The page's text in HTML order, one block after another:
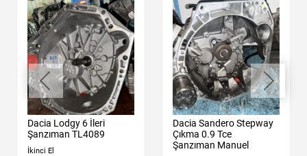
Dacia Lodgy 6 İleri
Şanzıman TL4089
İkinci El
Dacia Sandero Stepway
Çıkma 0.9 Tce
Şanzıman Manuel